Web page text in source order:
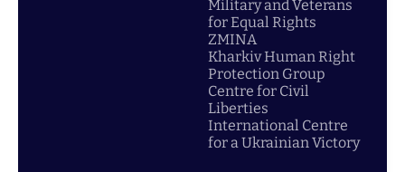
Military and Veterans
for Equal Rights
ZMINA
Kharkiv Human Right
Protection Group
Centre for Civil
Liberties
International Centre
for a Ukrainian Victory